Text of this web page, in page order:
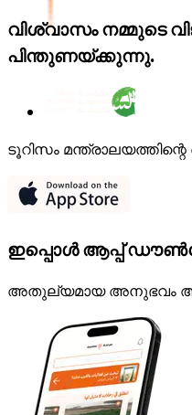
വിശ്വാസം നമ്മുടെ
പിന്തുണയ്ക്കുന്നു.
ടൂറിസം
ഇപ്പൊൾ ആപ്പ്
അതുല്യമായ അനുഭവം